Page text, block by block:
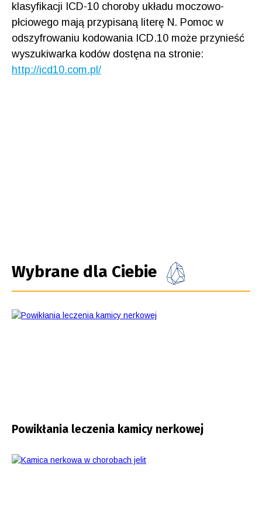
klasyfikacji ICD-10 choroby układu moczowo-
płciowego mają przypisaną literę N. Pomoc w
odszyfrowaniu kodowania ICD.10 może przynieść
wyszukiwarka kodów dostęna na stronie:
http://icd10.com.pl/
Wybrane dla Ciebie
Powikłania leczenia kamicy nerkowej